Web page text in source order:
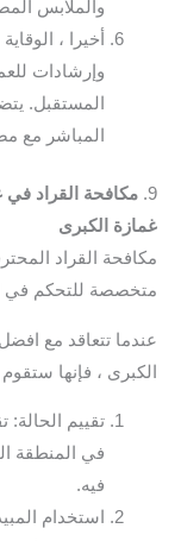
والملابس
أخيرا ،
وإرشادات
المستقبل.
المباشر مع
9. مكافحة القراد
غمازة الكبرى
مكافحة القراد
متخصصة للتحكم في
عندما تتعاقد مع
الكبرى ، فإنها ستقوم
تقييم الحالة:
في المنطقة
فيه.
استخدام